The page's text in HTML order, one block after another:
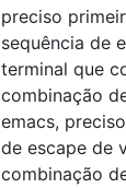
preciso
sequência de
terminal que
combinação
emacs,
de escape de
combinação